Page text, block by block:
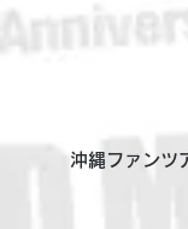
沖縄ファンツ